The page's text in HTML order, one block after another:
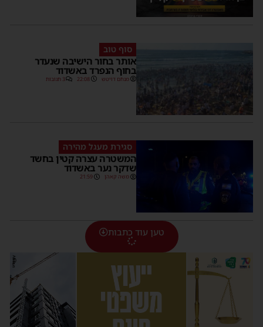
סוף טוב
אותר בחור הישיבה שנעדר
בחוף הנפרד באשדוד
מנחם דויטש 22:08 3 תגובות
סגירת מעגל מהירה
המשטרה עצרה קטין בחשד
שדקר נער באשדוד
משה קאהן 21:59
טען עוד כתבות